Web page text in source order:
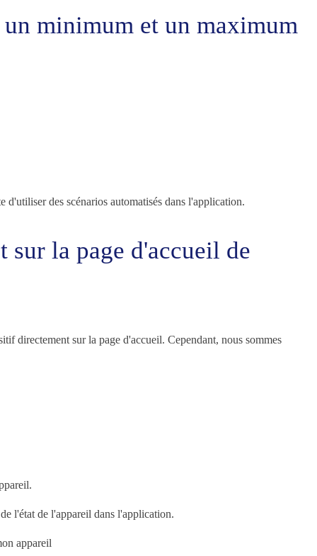
minimum et un maximum
des scénarios automatisés dans l'application.
la page d'accueil de
directement sur la page d'accueil. Cependant, nous sommes
l'état de l'appareil dans l'application.
appareil